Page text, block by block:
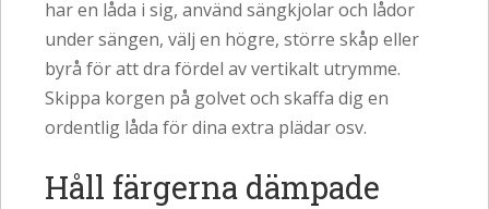
har en låda i sig, använd sängkjolar och lådor
under sängen, välj en högre, större skåp eller
byrå för att dra fördel av vertikalt utrymme.
Skippa korgen på golvet och skaffa dig en
ordentlig låda för dina extra plädar osv.
Håll färgerna dämpade